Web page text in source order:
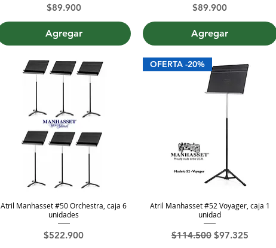
Precio
$89.900
Agregar
Precio
$89.900
Agregar
Vista rápida
Atril Manhasset #50 Orchestra, caja 6
unidades
Precio
$522.900
Vista rápida
OFERTA -20%
Atril Manhasset #52 Voyager, caja 1
unidad
Precio
$114.500 Precio de oferta
$97.325